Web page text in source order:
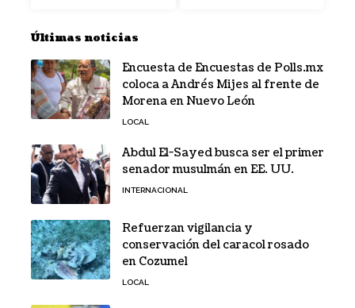
Últimas noticias
Encuesta de Encuestas de Polls.mx
coloca a Andrés Mijes al frente de
Morena en Nuevo León
LOCAL
Abdul El-Sayed busca ser el primer
senador musulmán en EE. UU.
INTERNACIONAL
Refuerzan vigilancia y
conservación del caracol rosado
en Cozumel
LOCAL